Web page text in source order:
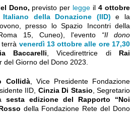
Dono, previsto per legge il4 ottobre
della Donazione (IID) e la
presso lo Spazio Incontri della
15, Cuneo), l'evento “Il dono
venerdì 13 ottobre alle ore 17,30
Baccarelli , Vicedirettrice di Rai
del Giorno del Dono 2023.
Collidà, Vice Presidente Fondazione
IID, Cinzia Di Stasio , Segretario
sesta edizione del Rapporto “Noi
della Fondazione Rete del Dono